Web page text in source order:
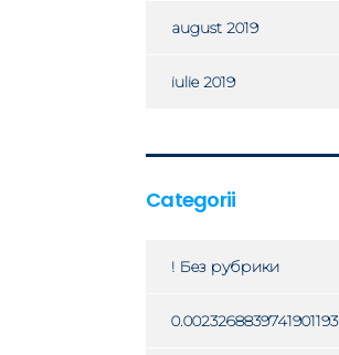
august 2019
iulie 2019
Categorii
! Без рубрики
0.0023268839741901193